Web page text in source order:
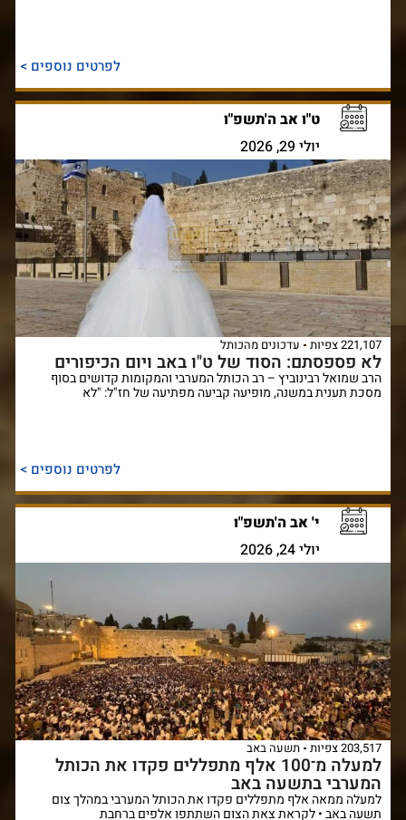
לפרטים נוספים >
ט"ו אב ה'תשפ"ו
יולי 29, 2026
221,107 צפיות עדכונים מהכותל
לא פספסתם: הסוד של ט"ו באב ויום הכיפורים
הרב שמואל רבינוביץ – רב הכותל המערבי והמקומות קדושים בסוף
מסכת תענית במשנה, מופיעה קביעה מפתיעה של חז"ל: "לא
לפרטים נוספים >
י' אב ה'תשפ"ו
יולי 24, 2026
203,517 צפיות תשעה באב
למעלה מ־100 אלף מתפללים פקדו את הכותל
המערבי בתשעה באב
למעלה ממאה אלף מתפללים פקדו את הכותל המערבי במהלך צום
תשעה באב • לקראת צאת הצום השתתפו אלפים ברחבת